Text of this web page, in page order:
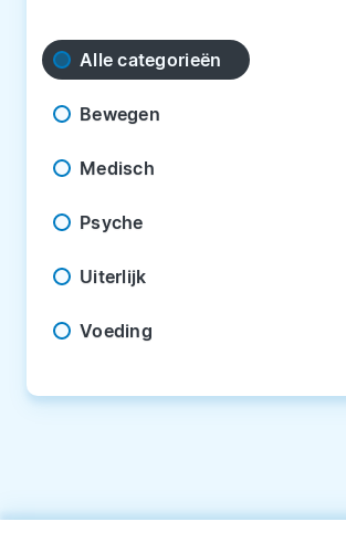
Alle categorieën
Bewegen
Medisch
Psyche
Uiterlijk
Voeding